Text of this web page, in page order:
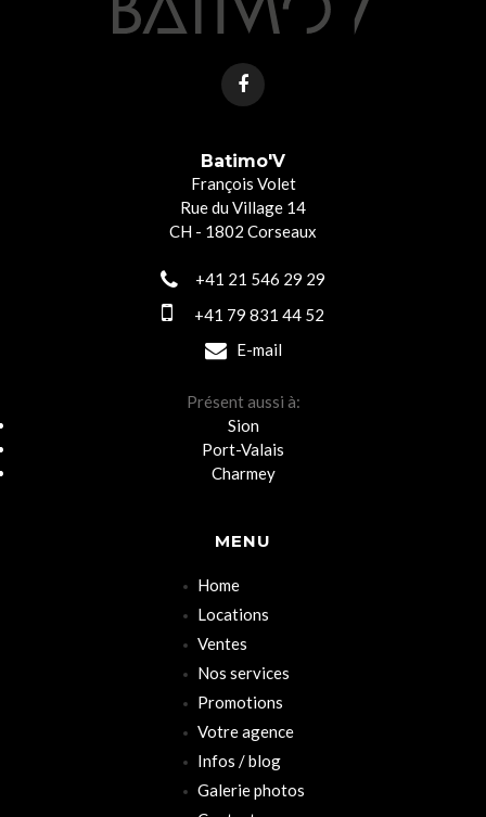
MENU
Home
Locations
Ventes
Nos services
Promotions
Votre agence
Infos / blog
Galerie photos
Batimo'V
François Volet
Rue du Village 14
CH - 1802 Corseaux
+41 21 546 29 29
+41 79 831 44 52
E-mail
Présent aussi à:
Sion
Port-Valais
Charmey